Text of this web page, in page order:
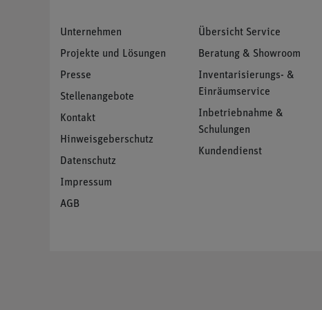
Unternehmen
Projekte und Lösungen
Presse
Stellenangebote
Kontakt
Hinweisgeberschutz
Datenschutz
Impressum
AGB
Übersicht Service
Beratung & Showroom
Inventarisierungs- &
Einräumservice
Inbetriebnahme &
Schulungen
Kundendienst